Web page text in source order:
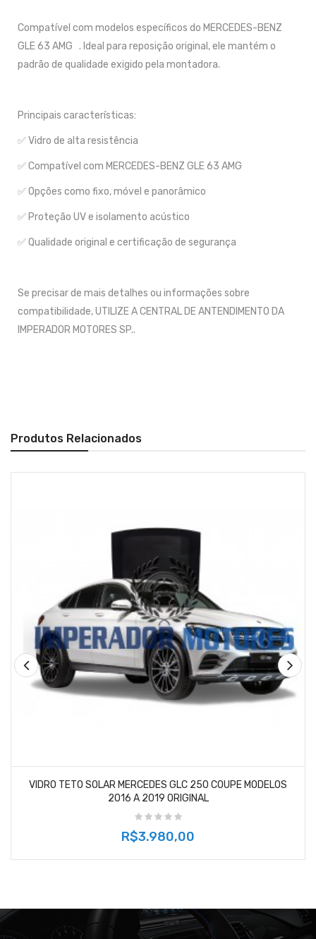
Compatível com modelos específicos do MERCEDES-BENZ
GLE 63 AMG . Ideal para reposição original, ele mantém o
padrão de qualidade exigido pela montadora.
Principais características:
✅ Vidro de alta resistência
✅ Compatível com MERCEDES-BENZ GLE 63 AMG
✅ Opções como fixo, móvel e panorâmico
✅ Proteção UV e isolamento acústico
✅ Qualidade original e certificação de segurança
Se precisar de mais detalhes ou informações sobre
compatibilidade, UTILIZE A CENTRAL DE ANTENDIMENTO DA
IMPERADOR MOTORES SP..
Produtos Relacionados
VIDRO TETO SOLAR MERCEDES GLC 250 COUPE MODELOS
2016 A 2019 ORIGINAL
R$3.980,00